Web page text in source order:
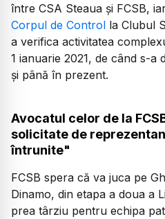
între CSA Steaua și FCSB,
Corpul de Control la Clubul
a verifica activitatea
1 ianuarie 2021, de când s-a
și până în prezent.
Avocatul celor de la
solicitate de
întrunite"
FCSB spera că va juca pe
Dinamo, din etapa a doua a
prea târziu pentru echipa